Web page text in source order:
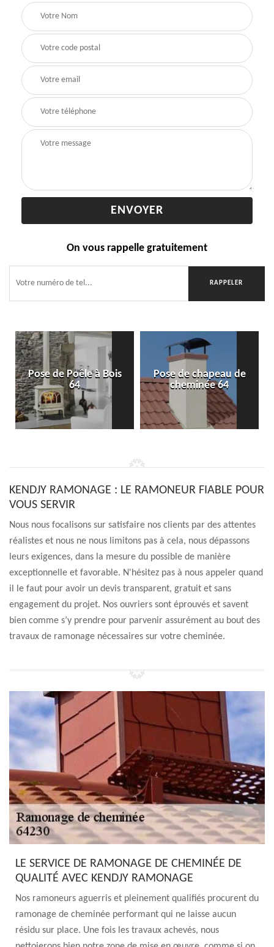
On vous rappelle gratuitement
Pose de Poêle à Bois
64
Pose de chapeau de
cheminée 64
KENDJY RAMONAGE : LE RAMONEUR FIABLE POUR
VOUS SERVIR
Nous nous focalisons sur satisfaire nos clients par des attentes
réalistes et nous ne nous limitons pas à cela, nous dépassons
leurs exigences, dans la mesure du possible de manière
exceptionnelle et favorable. N'hésitez pas à nous appeler quand
il le faut pour avoir un devis transparent, gratuit et sans
engagement du projet. Nos ouvriers sont éprouvés et savent
bien comme s’y prendre pour parvenir assurément au bout des
travaux de ramonage nécessaires sur votre cheminée.
LE SERVICE DE RAMONAGE DE CHEMINÉE DE
QUALITÉ AVEC KENDJY RAMONAGE
Nos ramoneurs aguerris et pleinement qualifiés procurent du
ramonage de cheminée performant qui ne laisse aucun
résidu sur place. Une fois les travaux achevés, nous